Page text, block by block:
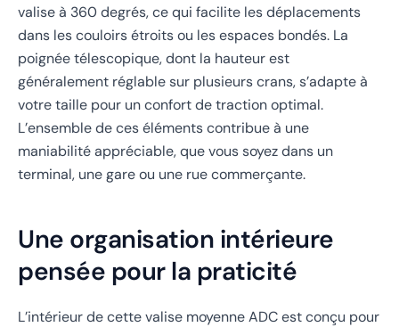
valise à 360 degrés, ce qui facilite les déplacements
dans les couloirs étroits ou les espaces bondés. La
poignée télescopique, dont la hauteur est
généralement réglable sur plusieurs crans, s’adapte à
votre taille pour un confort de traction optimal.
L’ensemble de ces éléments contribue à une
maniabilité appréciable, que vous soyez dans un
terminal, une gare ou une rue commerçante.
Une organisation intérieure
pensée pour la praticité
L’intérieur de cette valise moyenne ADC est conçu pour